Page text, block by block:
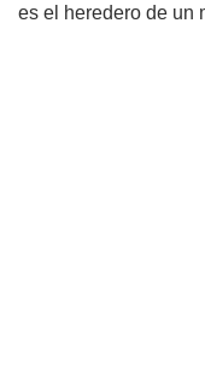
es el heredero de un